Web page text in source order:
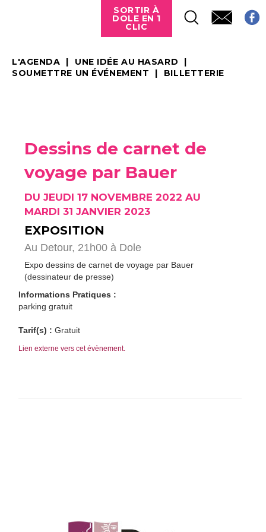
SORTIR À
DOLE EN 1
CLIC
L'AGENDA
UNE IDÉE AU HASARD
SOUMETTRE UN ÉVÉNEMENT
BILLETTERIE
Dessins de carnet de
voyage par Bauer
DU JEUDI 17 NOVEMBRE 2022 AU
MARDI 31 JANVIER 2023
EXPOSITION
Au Detour, 21h00 à Dole
Expo dessins de carnet de voyage par Bauer
(dessinateur de presse)
Informations Pratiques :
parking gratuit
Tarif(s) : Gratuit
Lien externe vers cet évènement.